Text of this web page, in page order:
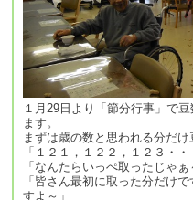
１月29日より「節分行事」で
ます。
まずは歳の数と思われる分だけ
「１２１，１２２，１２３・・
「なんたらいっぺ取ったじゃぁ
「皆さん最初に取った分だけ
すよ～」